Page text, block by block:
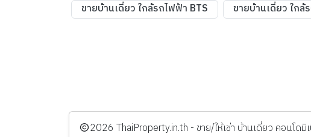
ขายบ้านเดี่ยว ใกล้รถไฟฟ้า BTS
ขายบ้านเดี่ยว ใกล้
️2026 ThaiProperty.in.th - ขาย/ให้เช่า บ้านเดี่ยว คอนโด